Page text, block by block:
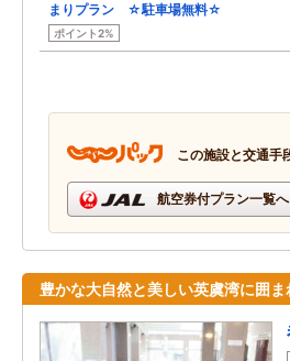
まりプラン ☆駐車場無料☆
ポイント2%
この施設と交通手
航空券付プラン一覧へ
豊かな大自然と美しい英虞湾に囲